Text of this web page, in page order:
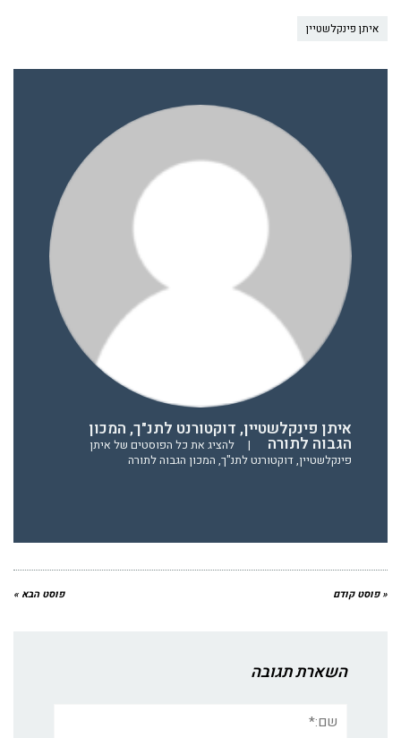
איתן פינקלשטיין
איתן פינקלשטיין, דוקטורנט לתנ"ך, המכון
הגבוה לתורה |
להציג את כל הפוסטים של איתן
פינקלשטיין, דוקטורנט לתנ"ך, המכון הגבוה לתורה
« פוסט קודם פוסט הבא »
השארת תגובה